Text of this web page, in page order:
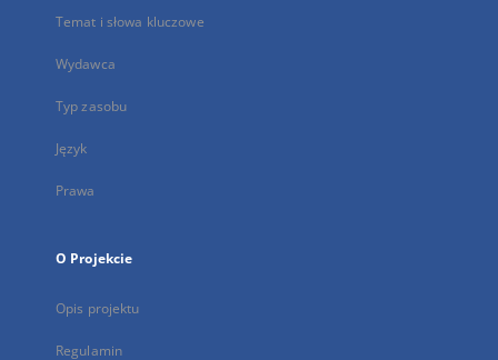
Temat i słowa kluczowe
Wydawca
Typ zasobu
Język
Prawa
O Projekcie
Opis projektu
Regulamin